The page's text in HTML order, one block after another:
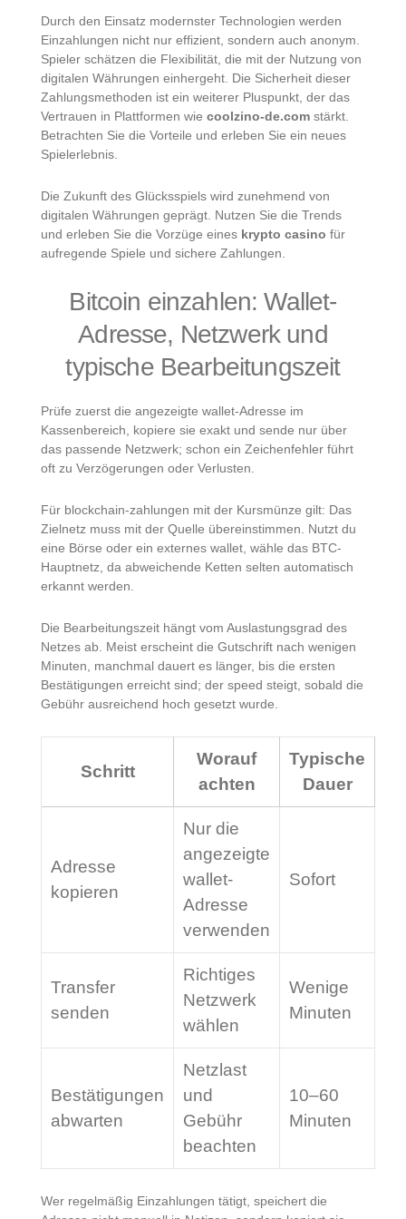
Durch den Einsatz modernster Technologien werden
Einzahlungen nicht nur effizient, sondern auch anonym.
Spieler schätzen die Flexibilität, die mit der Nutzung von
digitalen Währungen einhergeht. Die Sicherheit dieser
Zahlungsmethoden ist ein weiterer Pluspunkt, der das
Vertrauen in Plattformen wie coolzino-de.com stärkt.
Betrachten Sie die Vorteile und erleben Sie ein neues
Spielerlebnis.
Die Zukunft des Glücksspiels wird zunehmend von
digitalen Währungen geprägt. Nutzen Sie die Trends
und erleben Sie die Vorzüge eines krypto casino für
aufregende Spiele und sichere Zahlungen.
Bitcoin einzahlen: Wallet-
Adresse, Netzwerk und
typische Bearbeitungszeit
Prüfe zuerst die angezeigte wallet-Adresse im
Kassenbereich, kopiere sie exakt und sende nur über
das passende Netzwerk; schon ein Zeichenfehler führt
oft zu Verzögerungen oder Verlusten.
Für blockchain-zahlungen mit der Kursmünze gilt: Das
Zielnetz muss mit der Quelle übereinstimmen. Nutzt du
eine Börse oder ein externes wallet, wähle das BTC-
Hauptnetz, da abweichende Ketten selten automatisch
erkannt werden.
Die Bearbeitungszeit hängt vom Auslastungsgrad des
Netzes ab. Meist erscheint die Gutschrift nach wenigen
Minuten, manchmal dauert es länger, bis die ersten
Bestätigungen erreicht sind; der speed steigt, sobald die
Gebühr ausreichend hoch gesetzt wurde.
Schritt
Worauf
achten
Typische
Dauer
Adresse
kopieren
Nur die
angezeigte
wallet-
Adresse
verwenden
Sofort
Transfer
senden
Richtiges
Netzwerk
wählen
Wenige
Minuten
Bestätigungen
abwarten
Netzlast
und
Gebühr
beachten
10–60
Minuten
Wer regelmäßig Einzahlungen tätigt, speichert die